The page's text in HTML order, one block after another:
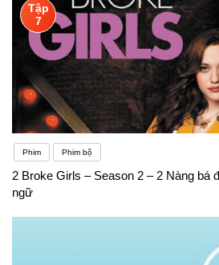
Tập
7
Phim Phim bộ
2 Broke Girls – Season 2 – 2 Nàng bá
ngữ